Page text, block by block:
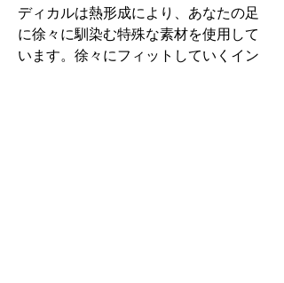
ディカルは熱形成により、あなたの足
に徐々に馴染む特殊な素材を使用して
います。徐々にフィットしていくイン